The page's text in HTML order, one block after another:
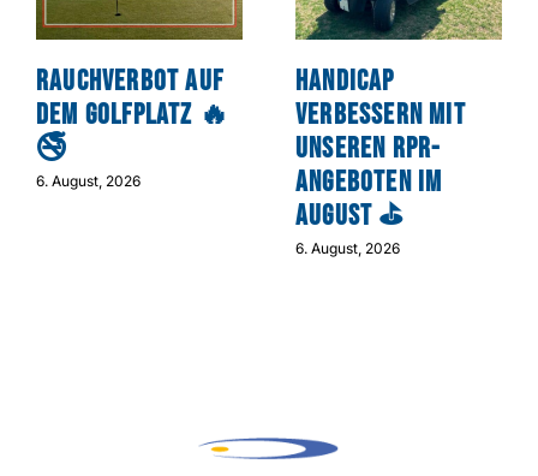
Rauchverbot auf
dem Golfplatz 🔥
🚭
6. August, 2026
Handicap
verbessern mit
unseren RPR-
Angeboten im
August ⛳
6. August, 2026